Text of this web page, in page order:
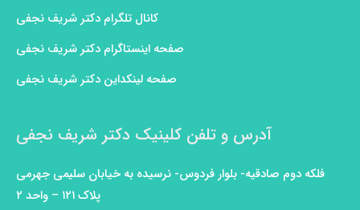
کانال تلگرام دکتر شریف نجفی
صفحه اینستاگرام دکتر شریف نجفی
صفحه لینکداین دکتر شریف نجفی
آدرس و تلفن کلینیک دکتر شریف نجفی
فلکه دوم صادقیه- بلوار فردوس- نرسیده به خیابان سلیمی جهرمی
پلاک ۱۲۱ – واحد ۲